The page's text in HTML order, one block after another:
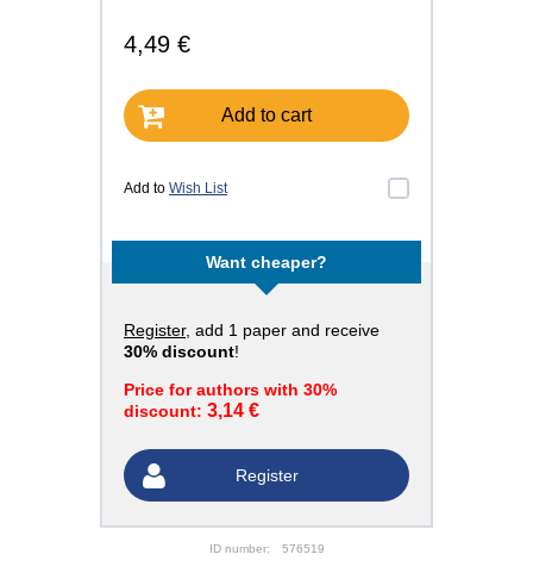
4,49 €
Add to cart
Add to Wish List
Want cheaper?
Register, add 1 paper and receive
30% discount!
Price for authors with 30%
discount: 3,14 €
Register
ID number: 576519